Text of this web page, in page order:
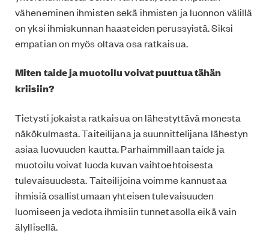
väheneminen ihmisten sekä ihmisten ja luonnon välillä
on yksi ihmiskunnan haasteiden perussyistä. Siksi
empatian on myös oltava osa ratkaisua.
Miten taide ja muotoilu voivat puuttua tähän
kriisiin?
Tietysti jokaista ratkaisua on lähestyttävä monesta
näkökulmasta. Taiteilijana ja suunnittelijana lähestyn
asiaa luovuuden kautta. Parhaimmillaan taide ja
muotoilu voivat luoda kuvan vaihtoehtoisesta
tulevaisuudesta. Taiteilijoina voimme kannustaa
ihmisiä osallistumaan yhteisen tulevaisuuden
luomiseen ja vedota ihmisiin tunnetasolla eikä vain
älyllisellä.